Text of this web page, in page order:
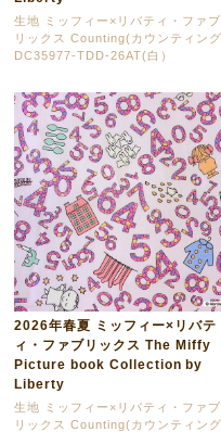
生地 ミッフィー×リバティ・ファブ
リックス Counting(カウンティン
DC35977-TDD-26AT(白）
2026年春夏 ミッフィー×リバテ
ィ・ファブリックス The Miffy
Picture book Collection by
Liberty
生地 ミッフィー×リバティ・ファブ
リックス Counting(カウンティン